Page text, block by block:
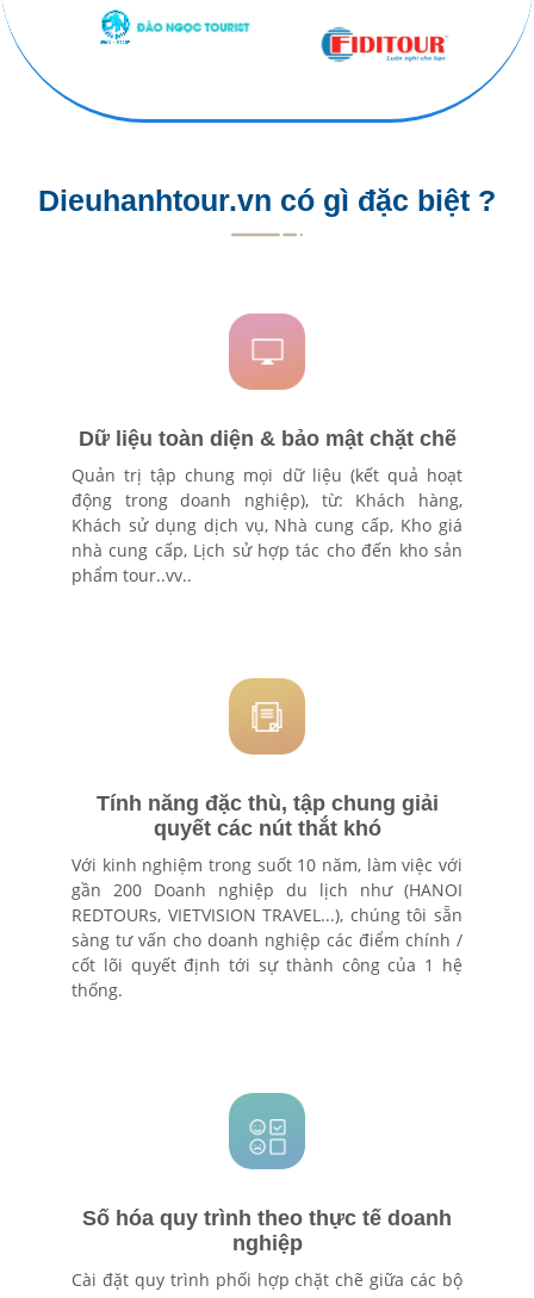
Dieuhanhtour.vn có gì đặc biệt ?
Dữ liệu toàn diện & bảo mật chặt chẽ
Quản trị tập chung mọi dữ liệu (kết quả hoạt
động trong doanh nghiệp), từ: Khách hàng,
Khách sử dụng dịch vụ, Nhà cung cấp, Kho giá
nhà cung cấp, Lịch sử hợp tác cho đến kho sản
phẩm tour..vv..
Tính năng đặc thù, tập chung giải
quyết các nút thắt khó
Với kinh nghiệm trong suốt 10 năm, làm việc với
gần 200 Doanh nghiệp du lịch như (HANOI
REDTOURs, VIETVISION TRAVEL...), chúng tôi sẵn
sàng tư vấn cho doanh nghiệp các điểm chính /
cốt lõi quyết định tới sự thành công của 1 hệ
thống.
Số hóa quy trình theo thực tế doanh
nghiệp
Cài đặt quy trình phối hợp chặt chẽ giữa các bộ